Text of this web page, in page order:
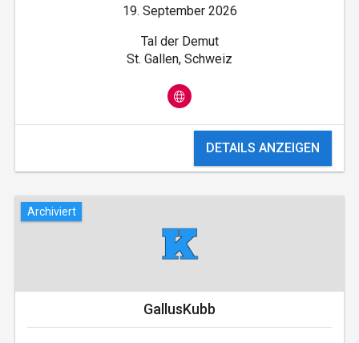
19. September 2026
Tal der Demut
St. Gallen, Schweiz
DETAILS ANZEIGEN
Archiviert
GallusKubb